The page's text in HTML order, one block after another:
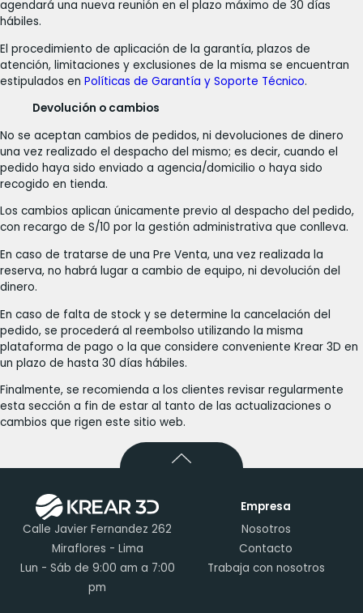
agendará una nueva reunión en el plazo máximo de 30 días
hábiles.
El procedimiento de aplicación de la garantía, plazos de
atención, limitaciones y exclusiones de la misma se encuentran
estipulados en Políticas de Garantía y Soporte Técnico.
Devolución o cambios
No se aceptan cambios de pedidos, ni devoluciones de dinero
una vez realizado el despacho del mismo; es decir, cuando el
pedido haya sido enviado a agencia/domicilio o haya sido
recogido en tienda.
Los cambios aplican únicamente previo al despacho del pedido,
con recargo de S/10 por la gestión administrativa que conlleva.
En caso de tratarse de una Pre Venta, una vez realizada la
reserva, no habrá lugar a cambio de equipo, ni devolución del
dinero.
En caso de falta de stock y se determine la cancelación del
pedido, se procederá al reembolso utilizando la misma
plataforma de pago o la que considere conveniente Krear 3D en
un plazo de hasta 30 días hábiles.
Finalmente, se recomienda a los clientes revisar regularmente
esta sección a fin de estar al tanto de las actualizaciones o
cambios que rigen este sitio web.
Calle Javier Fernandez 262
Miraflores - Lima
Lun - Sáb de 9:00 am a 7:00
pm
Empresa
Nosotros
Contacto
Trabaja con nosotros